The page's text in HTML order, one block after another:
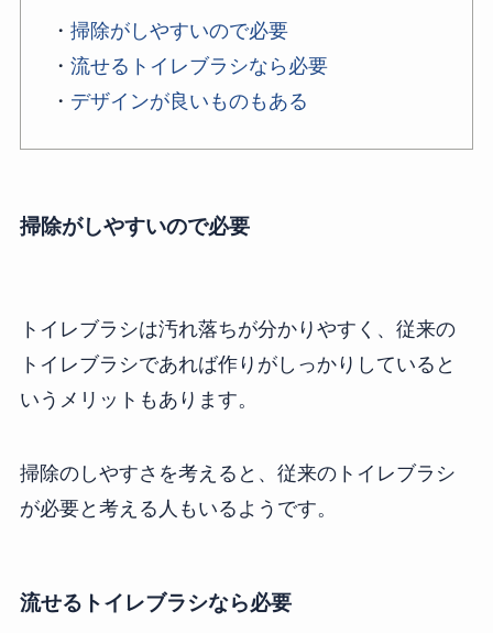
・ 掃除がしやすいので必要
・ 流せるトイレブラシなら必要
・ デザインが良いものもある
掃除がしやすいので必要
トイレブラシは汚れ落ちが分かりやすく、従来の
トイレブラシであれば作りがしっかりしていると
いうメリットもあります。
掃除のしやすさを考えると、従来のトイレブラシ
が必要と考える人もいるようです。
流せるトイレブラシなら必要